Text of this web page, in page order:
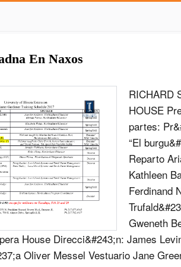
En Naxos
RICHARD STRAUSS ARIADNA EN NAXOS STREAMING METROPOLITAN OPERA HOUSE Presenta RICHARD STRAUSS ARIADNA EN NAXOS &#211;pera en dos partes: Pr&#243;logo y &#211;pera Libreto de Hugo von Hofmannsthal, basado en “El burgu&#233;s gentilhombre” de Moli&#232;re y el mito griego de Ariadna y Baco. Reparto Ariadna - Prima Donna Jessye Norman Baco - Tenor James King Zerbinetta Kathleen Battle Compositor Tatiana Troyanos Maestro de m&#250;sica Franz Ferdinand Nentwig Arlequ&#237;n Stephen Dickson Scaramuccio Allan Glassman Trufald&#237;n Artur Korn Brighella Anthony Laciura Nayade Barbara Bonney Driada Gweneth Bean Echo Dawn Upshaw Mayordomo Nico Castel Coro y Orquesta del Metropolitan Opera House Direcci&#243;n: James Levine Producci&#243;n esc&#233;nica Direcci&#243;n teatral Bodo Igesz Escenograf&#237;a Oliver Messel Vestuario Jane Greenwood Mi&#233;rcoles 13 de mayo de 2020 Transmisi&#243;n v&#237;a streaming desde Metropolitan Opera House – New York, USA TEATRO NESCAF&#201; DE LAS ARTES Temporada 2020 ARIADNA EN NAXOS ANTECEDENTES te el nombre de Hugo von Haffmannsthal, poeta, escritor y dramaturgo austriaco, quien cre&#243; los libretos de las m&#225;s famo- sas producciones del compositor para la escena.